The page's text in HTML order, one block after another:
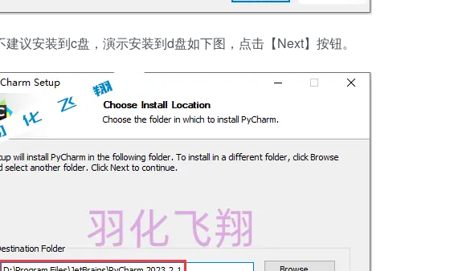
议安装到c盘，演示安装到d盘如下图，点击【Next】按钮。